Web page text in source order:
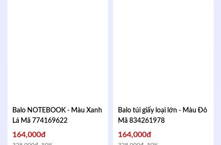
Balo NOTEBOOK - Màu Xanh
Lá Mã 774169622
164,000đ
Balo túi giấy loại lớn - Màu Đỏ
Mã 834261978
164,000đ